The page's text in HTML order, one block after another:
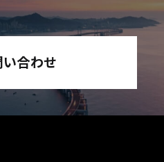
合わせ